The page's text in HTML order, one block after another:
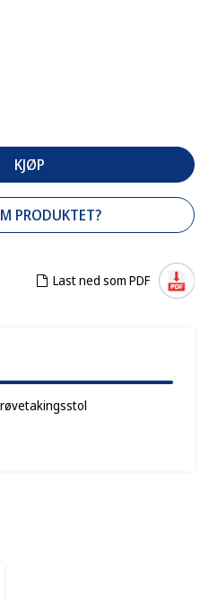
KJØP
PRODUKTET?
Last ned som PDF